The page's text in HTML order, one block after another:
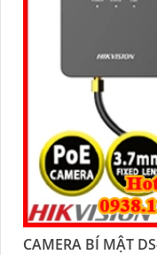
CAMERA BÍ MẬT